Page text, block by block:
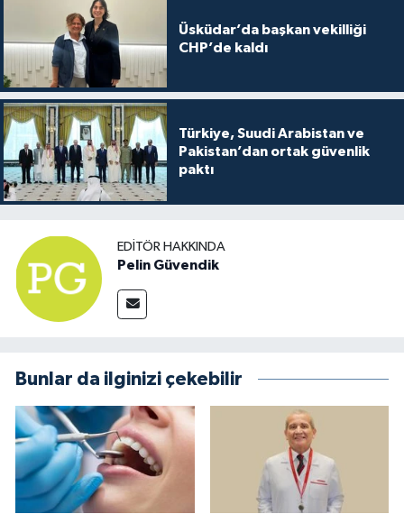
Üsküdar’da başkan vekilliği
CHP’de kaldı
Türkiye, Suudi Arabistan ve
Pakistan’dan ortak güvenlik
paktı
EDITÖR HAKKINDA
Pelin Güvendik
Bunlar da ilginizi çekebilir